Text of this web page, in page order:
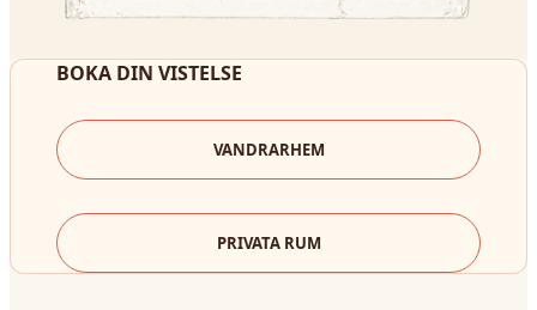
BOKA DIN VISTELSE
VANDRARHEM
PRIVATA RUM